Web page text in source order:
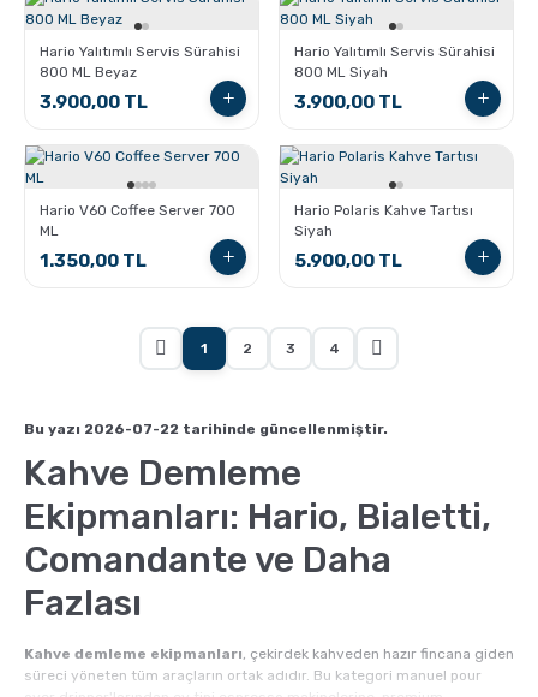
Hario Yalıtımlı Servis Sürahisi
800 ML Beyaz
3.900,00 TL
Hario Yalıtımlı Servis Sürahisi
800 ML Siyah
3.900,00 TL
Hario V60 Coffee Server 700
ML
1.350,00 TL
Hario Polaris Kahve Tartısı
Siyah
5.900,00 TL
1 2 3 4
Bu yazı 2026-07-22 tarihinde güncellenmiştir.
Kahve Demleme
Ekipmanları: Hario, Bialetti,
Comandante ve Daha
Fazlası
Kahve demleme ekipmanları, çekirdek kahveden hazır fincana giden
süreci yöneten tüm araçların ortak adıdır. Bu kategori manuel pour